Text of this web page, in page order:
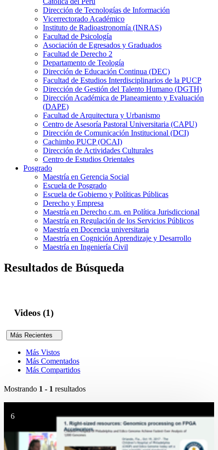
Dirección de Tecnologías de Información
Vicerrectorado Académico
Instituto de Radioastronomía (INRAS)
Facultad de Psicología
Asociación de Egresados y Graduados
Facultad de Derecho 2
Departamento de Teología
Dirección de Educación Continua (DEC)
Facultad de Estudios Interdisciplinarios de la PUCP
Dirección de Gestión del Talento Humano (DGTH)
Dirección Académica de Planeamiento y Evaluación
(DAPE)
Facultad de Arquitectura y Urbanismo
Centro de Asesoría Pastoral Universitaria (CAPU)
Dirección de Comunicación Institucional (DCI)
Cachimbo PUCP (OCAI)
Dirección de Actividades Culturales
Centro de Estudios Orientales
Posgrado
Maestría en Gerencia Social
Escuela de Posgrado
Escuela de Gobierno y Políticas Públicas
Derecho y Empresa
Maestría en Derecho c.m. en Política Jurisdiccional
Maestría en Regulación de los Servicios Públicos
Maestría en Docencia universitaria
Maestría en Cognición Aprendizaje y Desarrollo
Maestría en Ingeniería Civil
Resultados de Búsqueda
Videos (1)
Más Recientes
Más Vistos
Más Comentados
Más Compartidos
Mostrando 1 - 1 resultados
6